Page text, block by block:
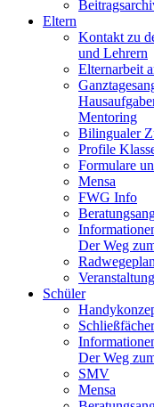
Eltern
Kontakt zu
und Lehrern
Elternarbeit
Mentoring
Bilingualer
Profile
Formulare
Mensa
FWG Info
Der Weg
Schüler
Schließfächer
Der Weg
SMV
Mensa